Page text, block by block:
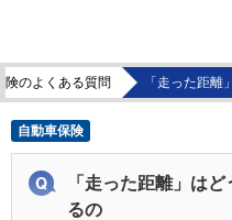
険のよくある質問 「走った距
自動車保険
「走った距離」は
るの